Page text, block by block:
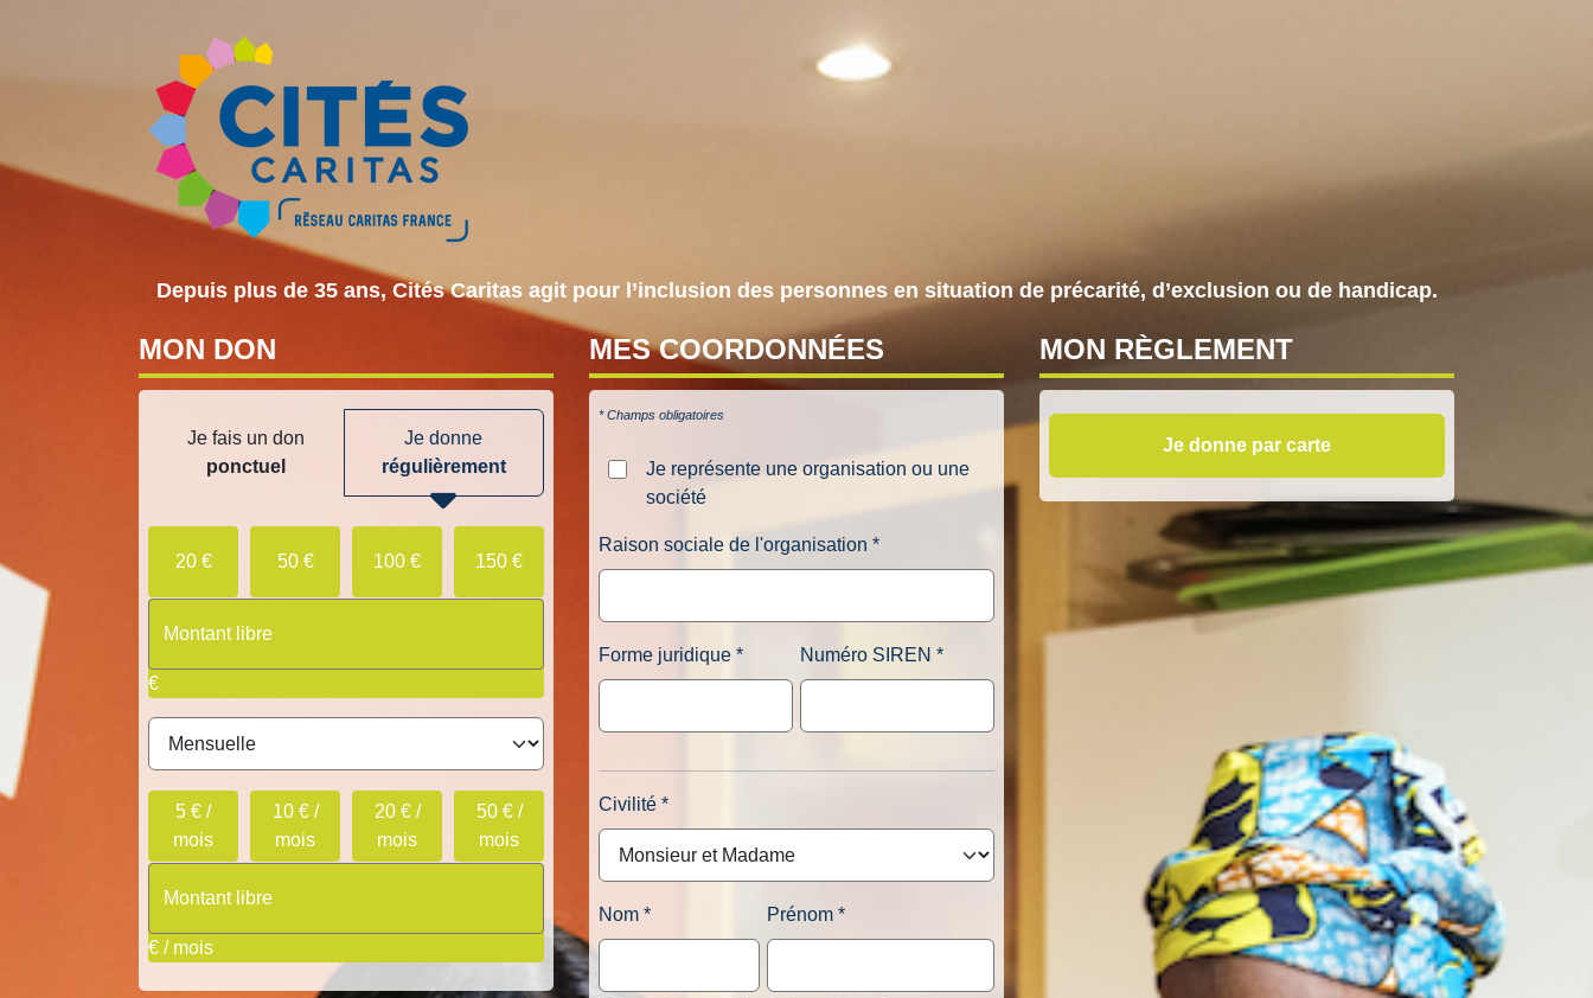
Depuis plus de 35 ans, Cités Caritas agit pour l’inclusion des personnes en situation de précarité, d’exclusion ou de handicap.
MON DON
Je fais un don
ponctuel
Je donne
régulièrement
20 € 50 € 100 € 150 €
€
5 € /
mois
10 € /
mois
20 € /
mois
50 € /
mois
€ / mois
MESCOORDONNÉES
* Champs obligatoires
Je représente une organisation ou une
société
Raison sociale de l'organisation
Forme juridique Numéro SIREN
Civilité
Nom Prénom
MON RÈGLEMENT
Je donne par carte